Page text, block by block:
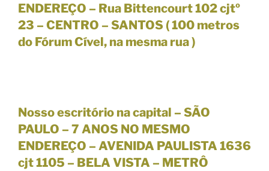
ENDEREÇO – Rua Bittencourt 102 cjtº
23 – CENTRO – SANTOS (100 metros
do Fórum Cível, na mesma rua)
Nosso escritório na capital – SÃO
PAULO – 7 ANOS NO MESMO
ENDEREÇO – AVENIDA PAULISTA 1636
cjt 1105 – BELA VISTA – METRÔ